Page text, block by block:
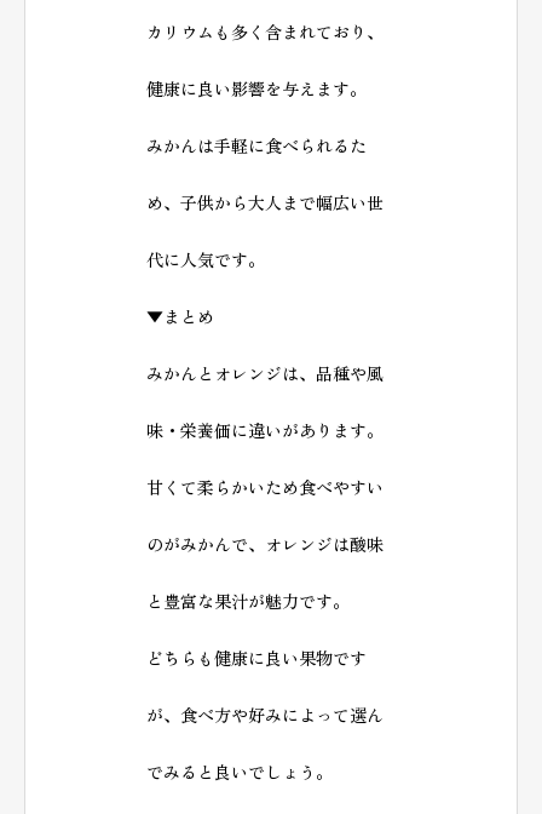
カリウムも多く含まれており、
健康に良い影響を与えます。
みかんは手軽に食べられるた
め、子供から大人まで幅広い世
代に人気です。
▼まとめ
みかんとオレンジは、品種や風
味・栄養価に違いがあります。
甘くて柔らかいため食べやすい
のがみかんで、オレンジは酸味
と豊富な果汁が魅力です。
どちらも健康に良い果物です
が、食べ方や好みによって選ん
でみると良いでしょう。